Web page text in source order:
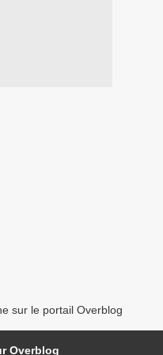
sur le portail Overblog
Overblog